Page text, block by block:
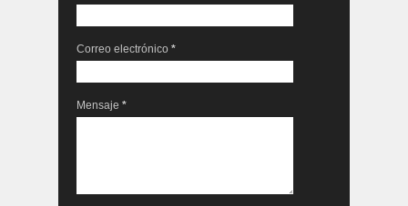
Correo electrónico *
Mensaje *